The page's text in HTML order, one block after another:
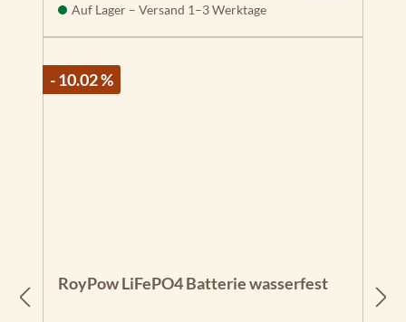
Auf Lager – Versand 1–3 Werktage
- 10.02 %
RoyPow LiFePO4 Batterie wasserfest